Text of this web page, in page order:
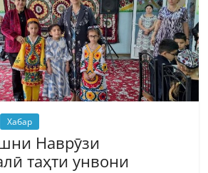
Хабар
Наврӯзи
таҳти унвони